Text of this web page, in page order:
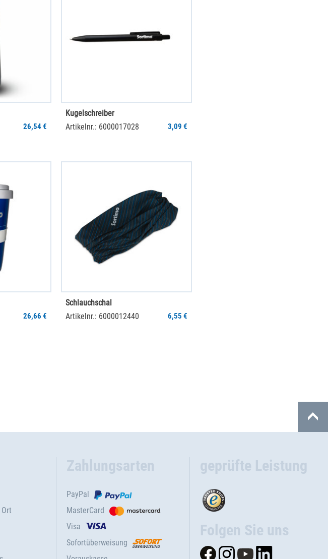
26,54 €
Kugelschreiber
Artikelnr.: 6000017028
3,09 €
26,66 €
Schlauchschal
Artikelnr.: 6000012440
6,55 €
Zahlungsarten
PayPal
MasterCard
Visa
Sofortüberweisung
geprüfte Leistung
Folgen Sie uns